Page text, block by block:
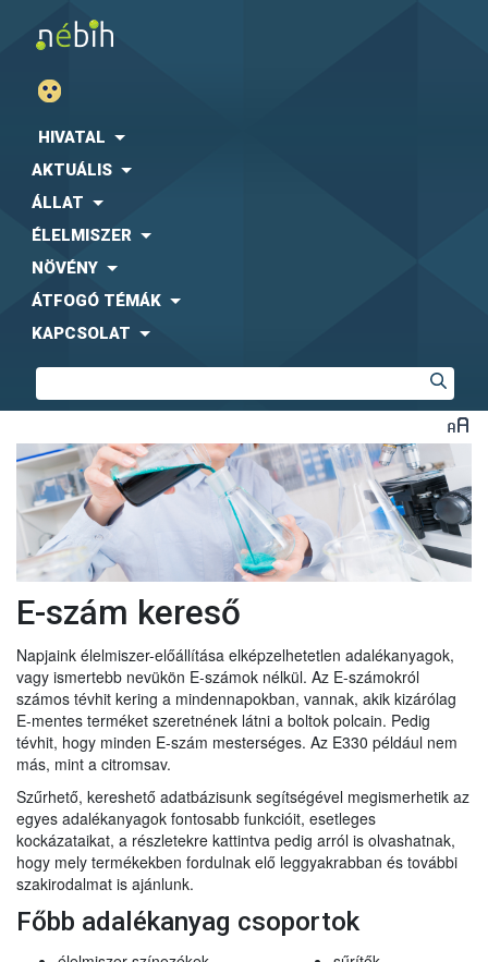
HIVATAL
AKTUÁLIS
ÁLLAT
ÉLELMISZER
NÖVÉNY
ÁTFOGÓ TÉMÁK
KAPCSOLAT
E-szám kereső
Napjaink élelmiszer-előállítása elképzelhetetlen adalékanyagok,
vagy ismertebb nevükön E-számok nélkül. Az E-számokról
számos tévhit kering a mindennapokban, vannak, akik kizárólag
E-mentes terméket szeretnének látni a boltok polcain. Pedig
tévhit, hogy minden E-szám mesterséges. Az E330 például nem
más, mint a citromsav.
Szűrhető, kereshető adatbázisunk segítségével megismerhetik az
egyes adalékanyagok fontosabb funkcióit, esetleges
kockázataikat, a részletekre kattintva pedig arról is olvashatnak,
hogy mely termékekben fordulnak elő leggyakrabban és további
szakirodalmat is ajánlunk.
Főbb adalékanyag csoportok